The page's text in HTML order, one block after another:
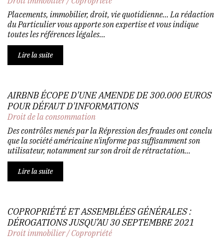
Placements, immobilier, droit, vie quotidienne… La rédaction
du Particulier vous apporte son expertise et vous indique
toutes les références légales...
Lire la suite
AIRBNB ÉCOPE D'UNE AMENDE DE 300.000 EUROS
POUR DÉFAUT D'INFORMATIONS
Droit de la consommation
Des contrôles menés par la Répression des fraudes ont conclu
que la société américaine n'informe pas suffisamment son
utilisateur, notamment sur son droit de rétractation...
Lire la suite
COPROPRIÉTÉ ET ASSEMBLÉES GÉNÉRALES :
DÉROGATIONS JUSQU’AU 30 SEPTEMBRE 2021
Droit immobilier/Copropriété